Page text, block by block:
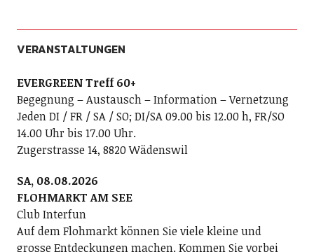
VERANSTALTUNGEN
EVERGREEN Treff 60+
Begegnung – Austausch – Information – Vernetzung
Jeden DI / FR / SA / SO; DI/SA 09.00 bis 12.00 h, FR/SO
14.00 Uhr bis 17.00 Uhr.
Zugerstrasse 14, 8820 Wädenswil
SA, 08.08.2026
FLOHMARKT AM SEE
Club Interfun
Auf dem Flohmarkt können Sie viele kleine und
grosse Entdeckungen machen. Kommen Sie vorbei